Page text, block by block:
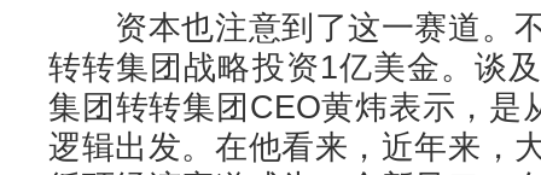
资本也注意到了这一赛道。
转转集团战略投资1亿美金。谈
集团转转集团CEO黄炜表示，是
逻辑出发。在他看来，近年来，